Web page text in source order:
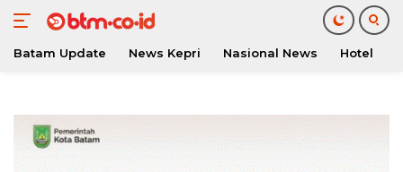
konten
Batam Update News Kepri Nasional News Hotel